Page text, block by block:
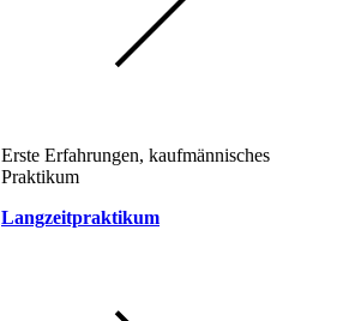
Erste Erfahrungen, kaufmännisches
Praktikum
Langzeitpraktikum